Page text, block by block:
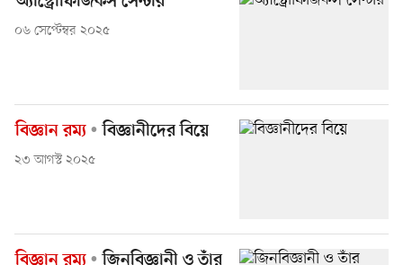
০৬ সেপ্টেম্বর ২০২৫
বিজ্ঞান রম্য বিজ্ঞানীদের বিয়ে
২৩ আগস্ট ২০২৫
বিজ্ঞান রম্য
জিনবিজ্ঞানী ও তাঁর